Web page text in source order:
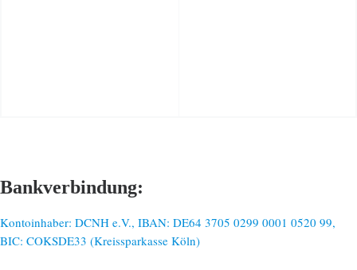
Bankverbindung:
Kontoinhaber: DCNH e.V., IBAN: DE64 3705 0299 0001 0520 99,
BIC: COKSDE33 (Kreissparkasse Köln)